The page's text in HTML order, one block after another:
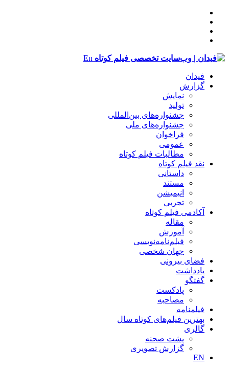
En
فیدان
گزارش
نمایش
تولید
‌‌جشنواره‌های بین‌المللی
جشنواره‌های ملی
فراخوان
عمومی
مطالبات فیلم کوتاه
نقد فیلم کوتاه
داستانی
مستند
انیمیشن
تجربی
آکادمی فیلم کوتاه
مقاله
آموزش
فیلم‌نامه‌نویسی
جهان شخصی
فضای بیرونی
یادداشت
گفتگو
پادکست
مصاحبه
فیلمنامه
بهترین فیلم‌های کوتاه سال
گالری
پشت صحنه
گزارش تصویری
EN